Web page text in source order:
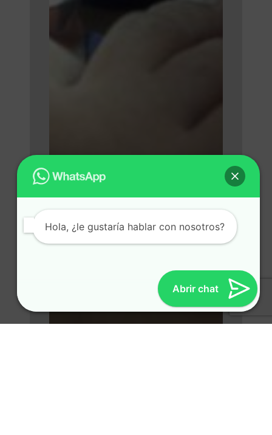
Hola, ¿le gustaría hablar con nosotros?
Abrir chat